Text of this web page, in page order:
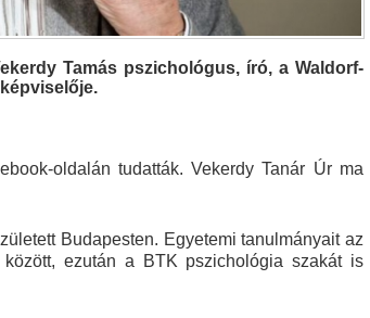
Tamás pszichológus, író, a Waldorf-
oldalán tudatták. Vekerdy Tanár Úr ma
Budapesten. Egyetemi tanulmányait az
ezután a BTK pszichológia szakát is